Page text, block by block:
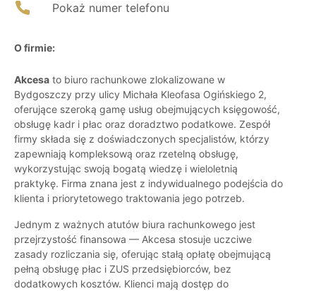
Pokaż numer telefonu
O firmie:
Akcesa to biuro rachunkowe zlokalizowane w
Bydgoszczy przy ulicy Michała Kleofasa Ogińskiego 2,
oferujące szeroką gamę usług obejmujących księgowość,
obsługę kadr i płac oraz doradztwo podatkowe. Zespół
firmy składa się z doświadczonych specjalistów, którzy
zapewniają kompleksową oraz rzetelną obsługę,
wykorzystując swoją bogatą wiedzę i wieloletnią
praktykę. Firma znana jest z indywidualnego podejścia do
klienta i priorytetowego traktowania jego potrzeb.
Jednym z ważnych atutów biura rachunkowego jest
przejrzystość finansowa — Akcesa stosuje uczciwe
zasady rozliczania się, oferując stałą opłatę obejmującą
pełną obsługę płac i ZUS przedsiębiorców, bez
dodatkowych kosztów. Klienci mają dostęp do